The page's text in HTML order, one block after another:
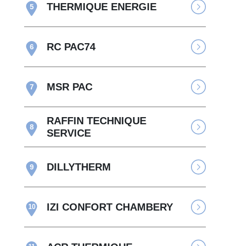
5 THERMIQUE ENERGIE
6 RC PAC74
7 MSR PAC
8
RAFFIN TECHNIQUE
SERVICE
9 DILLYTHERM
10 IZI CONFORT CHAMBERY